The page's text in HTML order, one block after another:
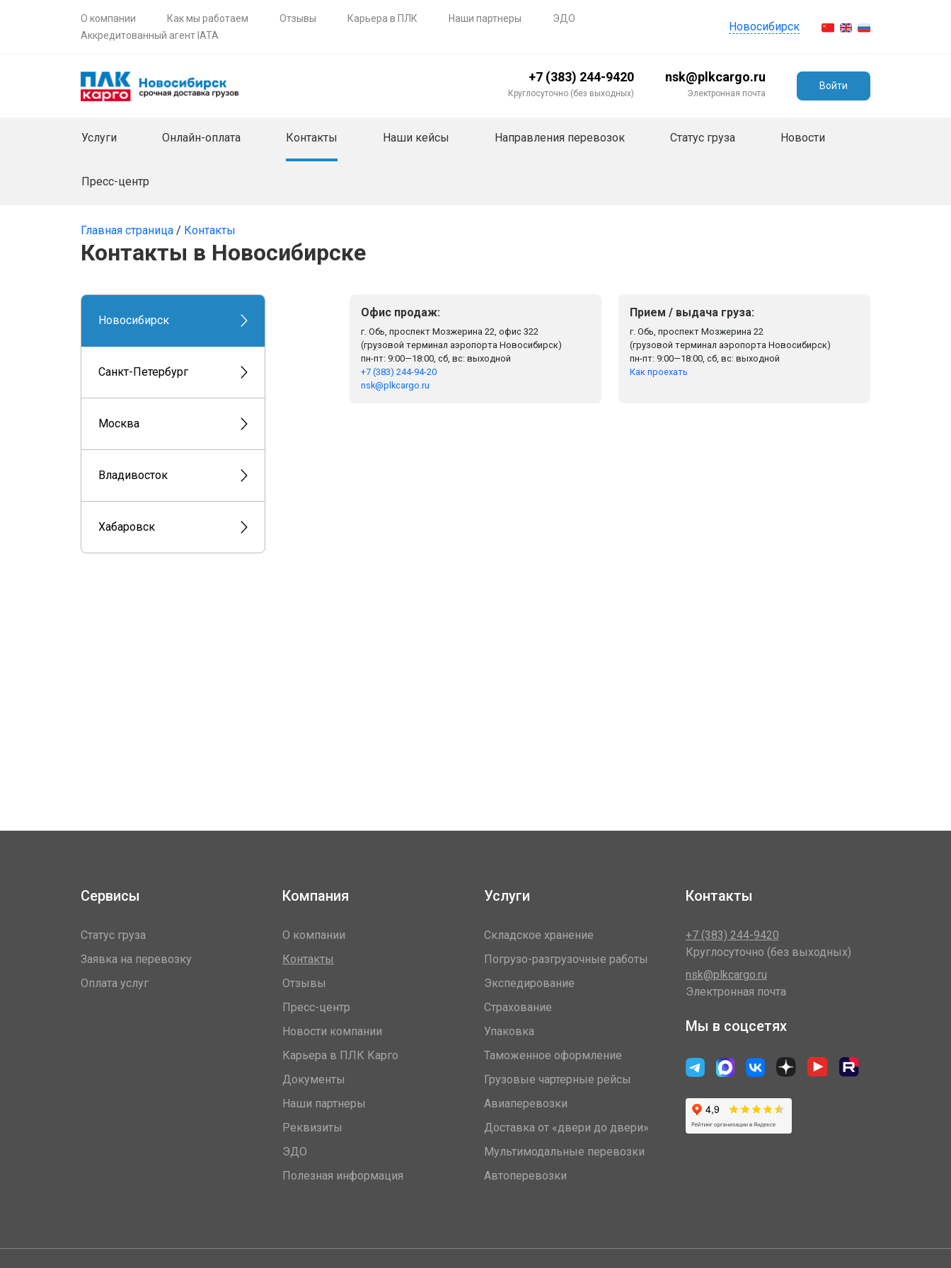
О компании Как мы работаем Отзывы Карьера в ПЛК Наши партнеры
ЭДО
Аккредитованный агент IATA
Новосибирск
+7 (383) 244-9420
Круглосуточно (без выходных)
nsk@plkcargo.ru
Электронная почта
Войти
Услуги Онлайн-оплата Контакты Наши кейсы Направления перевозок Статус груза Новости
Пресс-центр
Главная страница / Контакты
Контакты в Новосибирске
Новосибирск
Санкт-Петербург
Москва
Владивосток
Хабаровск
Офис продаж:
г. Обь, проспект Мозжерина 22, офис 322
(грузовой терминал аэропорта Новосибирск)
пн-пт: 9:00—18:00, сб, вс: выходной
+7 (383) 244-94-20
nsk@plkcargo.ru
Прием / выдача груза:
г. Обь, проспект Мозжерина 22
(грузовой терминал аэропорта Новосибирск)
пн-пт: 9:00—18:00, сб, вс: выходной
Как проехать
Сервисы
Статус груза
Заявка на перевозку
Оплата услуг
Компания
О компании
Контакты
Отзывы
Пресс-центр
Новости компании
Карьера в ПЛК Карго
Документы
Наши партнеры
Реквизиты
ЭДО
Полезная информация
Услуги
Складское хранение
Погрузо-разгрузочные работы
Экспедирование
Страхование
Упаковка
Таможенное оформление
Грузовые чартерные рейсы
Авиаперевозки
Доставка от «двери до двери»
Мультимодальные перевозки
Автоперевозки
Контакты
+7 (383) 244-9420
Круглосуточно (без выходных)
nsk@plkcargo.ru
Электронная почта
Мы в соцсетях